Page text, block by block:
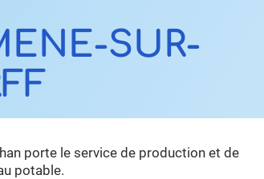
SUR-
porte le service de production et de
potable.